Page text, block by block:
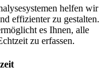
helfen wir
effizienter zu gestalten.
es Ihnen, alle
zu erfassen.